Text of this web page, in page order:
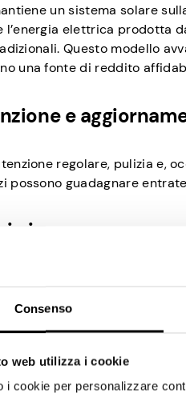
Consenso
web utilizza i cookie
i cookie per personalizzare
un sistema solare
elettrica prodotta
Questo modello
una fonte di reddito
e
regolare, pulizia e,
possono guadagnare
in eccesso
come i parchi solari,
e dalle tariffe
e progettazione